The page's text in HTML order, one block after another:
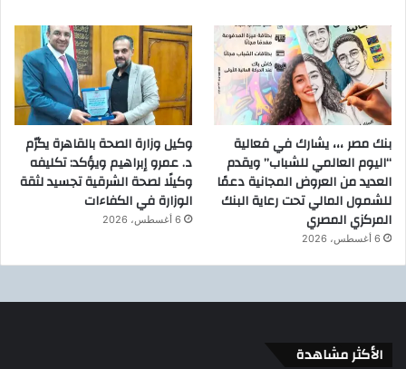
بنك مصر ،،، يشارك في فعالية
“اليوم العالمي للشباب” ويقدم
العديد من العروض المجانية دعمًا
للشمول المالي تحت رعاية البنك
المركزي المصري
6 أغسطس، 2026
وكيل وزارة الصحة بالقاهرة يكرّم
د. عمرو إبراهيم ويؤكد: تكليفه
وكيلًا لصحة الشرقية تجسيد لثقة
الوزارة في الكفاءات
6 أغسطس، 2026
الأكثر مشاهدة